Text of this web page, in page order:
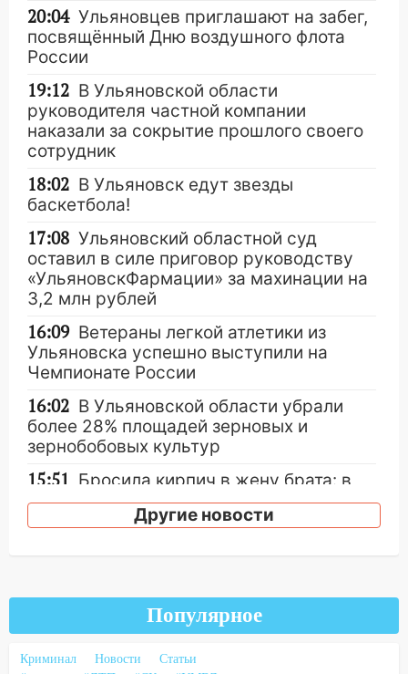
20:04 Ульяновцев приглашают на забег,
посвящённый Дню воздушного флота
России
19:12 В Ульяновской области
руководителя частной компании
наказали за сокрытие прошлого своего
сотрудник
18:02 В Ульяновск едут звезды
баскетбола!
17:08 Ульяновский областной суд
оставил в силе приговор руководству
«УльяновскФармации» за махинации на
3,2 млн рублей
16:09 Ветераны легкой атлетики из
Ульяновска успешно выступили на
Чемпионате России
16:02 В Ульяновской области убрали
более 28% площадей зерновых и
зернобобовых культур
15:51
Бросила кирпич в жену брата: в
Ульяновской области завели дело на
агрессивную женщину
Проводил до квартиры и ограбил:
новый кавалер женщины оказался
Другие новости
Популярное
Криминал Новости
Статьи